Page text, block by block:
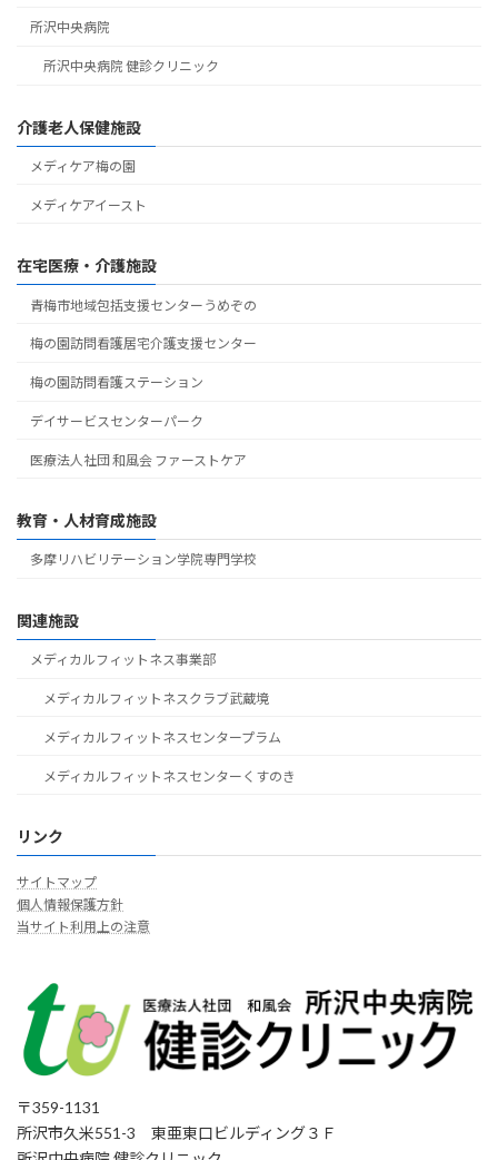
所沢中央病院
所沢中央病院 健診クリニック
介護老人保健施設
メディケア梅の園
メディケアイースト
在宅医療・介護施設
青梅市地域包括支援センターうめぞの
梅の園訪問看護居宅介護支援センター
梅の園訪問看護ステーション
デイサービスセンターパーク
医療法人社団 和風会 ファーストケア
教育・人材育成施設
多摩リハビリテーション学院専門学校
関連施設
メディカルフィットネス事業部
メディカルフィットネスクラブ武蔵境
メディカルフィットネスセンタープラム
メディカルフィットネスセンターくすのき
リンク
サイトマップ
個人情報保護方針
当サイト利用上の注意
〒359-1131
所沢市久米551-3 東亜東口ビルディング３Ｆ